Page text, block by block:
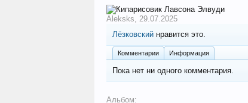
Aleksks, 29.07.2025
Лёзковский нравится это.
Комментарии Информация
Пока нет ни одного комментария.
Альбом: